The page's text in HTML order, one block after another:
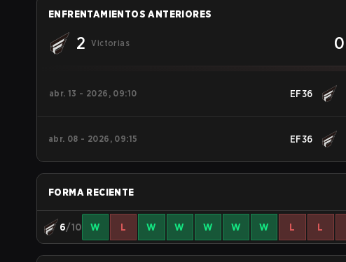
ENFRENTAMIENTOS ANTERIORES
2 Victorias 0
abr. 13 - 2026, 09:10 EF36
abr. 08 - 2026, 09:15 EF36
FORMA RECIENTE
6/10 W L W W W W W L L